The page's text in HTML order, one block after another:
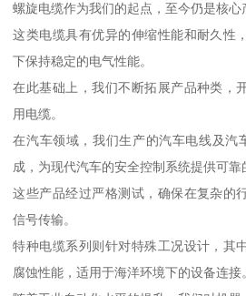
螺旋电缆作为我们的起点，至今仍是核心
这类电缆具有优异的伸缩性能和耐久性
下保持稳定的电气性能。
在此基础上，我们不断拓展产品种类，
用电缆。
在汽车领域，我们生产的汽车电线及汽
成，为现代汽车的安全控制系统提供可靠
这些产品经过严格测试，确保在复杂的
信号传输。
特种电缆系列则针对特殊工况设计，其
腐蚀性能，适用于海洋环境下的设备连接